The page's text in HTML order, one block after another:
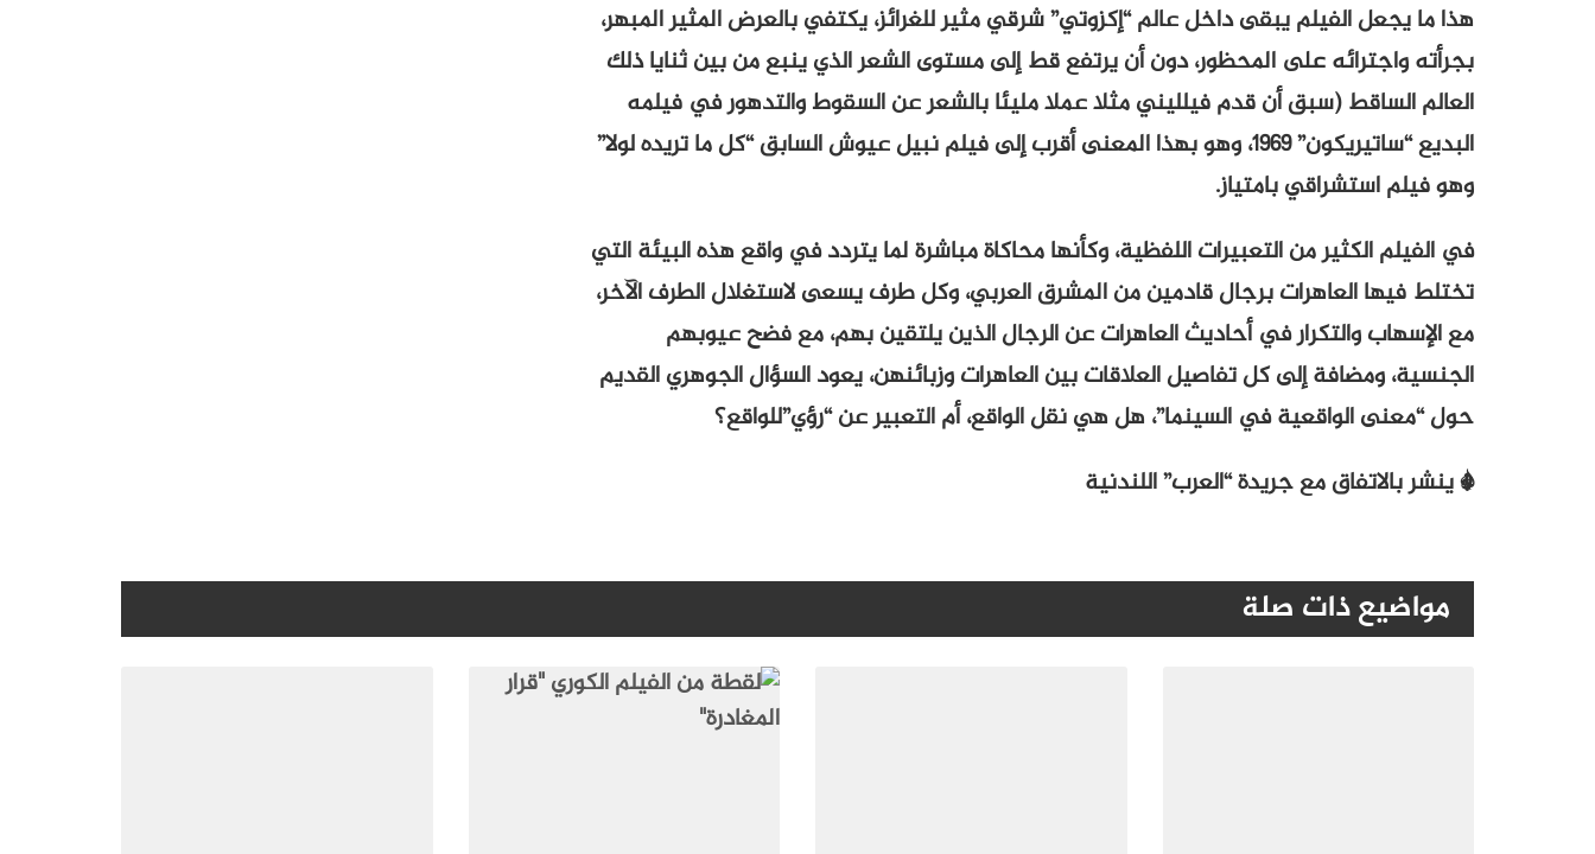
هذا ما يجعل الفيلم يبقى داخل عالم “إكزوتي” شرقي مثير للغرائز، يكتفي بالعرض المثير المبهر،
بجرأته واجترائه على المحظور، دون أن يرتفع قط إلى مستوى الشعر الذي ينبع من بين ثنايا ذلك
العالم الساقط (سبق أن قدم فيلليني مثلا عملا مليئا بالشعر عن السقوط والتدهور في فيلمه
البديع “ساتيريكون” 1969، وهو بهذا المعنى أقرب إلى فيلم نبيل عيوش السابق “كل ما تريده لولا”
وهو فيلم استشراقي بامتياز.
في الفيلم الكثير من التعبيرات اللفظية، وكأنها محاكاة مباشرة لما يتردد في واقع هذه البيئة التي
تختلط فيها العاهرات برجال قادمين من المشرق العربي، وكل طرف يسعى لاستغلال الطرف الآخر،
مع الإسهاب والتكرار في أحاديث العاهرات عن الرجال الذين يلتقين بهم، مع فضح عيوبهم
الجنسية، ومضافة إلى كل تفاصيل العلاقات بين العاهرات وزبائنهن، يعود السؤال الجوهري القديم
حول “معنى الواقعية في السينما”، هل هي نقل الواقع، أم التعبير عن “رؤي”للواقع؟
* ينشر بالاتفاق مع جريدة “العرب” اللندنية
مواضيع ذات صلة